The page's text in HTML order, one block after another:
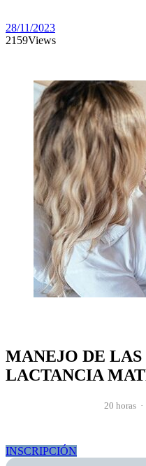
28/11/2023
2159Views
MANEJO DE
LACTANCIA
20 horas ·
INSCRIPCIÓN